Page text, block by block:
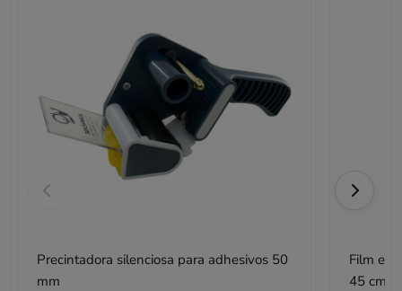
Precintadora silenciosa para adhesivos 50
mm
Film
45 cm